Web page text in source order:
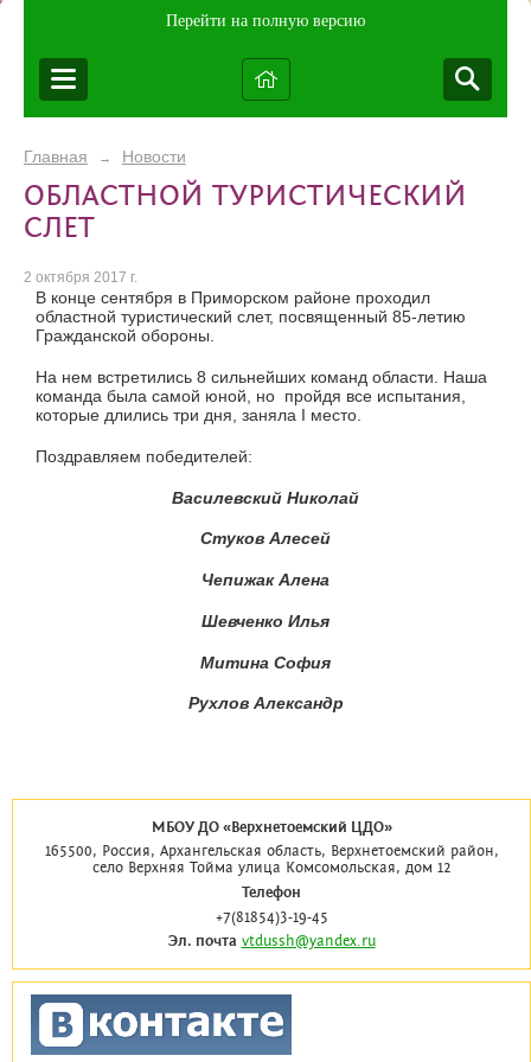
Перейти на полную версию
Главная → Новости
ОБЛАСТНОЙ ТУРИСТИЧЕСКИЙ
СЛЕТ
2 октября 2017 г.
В конце сентября в Приморском районе проходил
областной туристический слет, посвященный 85-летию
Гражданской обороны.
На нем встретились 8 сильнейших команд области. Наша
команда была самой юной, но пройдя все испытания,
которые длились три дня, заняла I место.
Поздравляем победителей:
Василевский Николай
Стуков Алесей
Чепижак Алена
Шевченко Илья
Митина София
Рухлов Александр
МБОУ ДО «Верхнетоемский ЦДО»
165500, Россия, Архангельская область, Верхнетоемский район,
село Верхняя Тойма улица Комсомольская, дом 12
Телефон
+7(81854)3-19-45
Эл. почта vtdussh@yandex.ru